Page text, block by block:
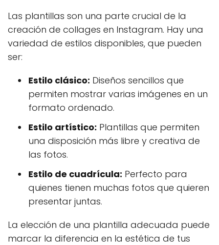
Las plantillas son una parte crucial de la
creación de collages en Instagram. Hay una
variedad de estilos disponibles, que pueden
ser:
Estilo clásico: Diseños sencillos que
permiten mostrar varias imágenes en un
formato ordenado.
Estilo artístico: Plantillas que permiten
una disposición más libre y creativa de
las fotos.
Estilo de cuadrícula: Perfecto para
quienes tienen muchas fotos que quieren
presentar juntas.
La elección de una plantilla adecuada puede
marcar la diferencia en la estética de tus